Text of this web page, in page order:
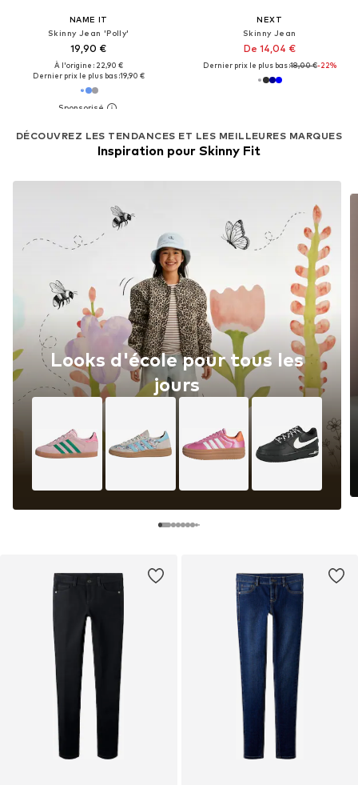
NAME IT
Skinny Jean 'Polly'
19,90 €
À l'origine : 22,90 €
Dernier prix le plus bas :19,90 €
NEXT
Skinny Jean
De 14,04 €
Dernier prix le plus bas :18,00 €-22%
DÉCOUVREZ LES TENDANCES ET LES MEILLEURES MARQUES
Inspiration pour Skinny Fit
Looks d'école pour tous les
jours